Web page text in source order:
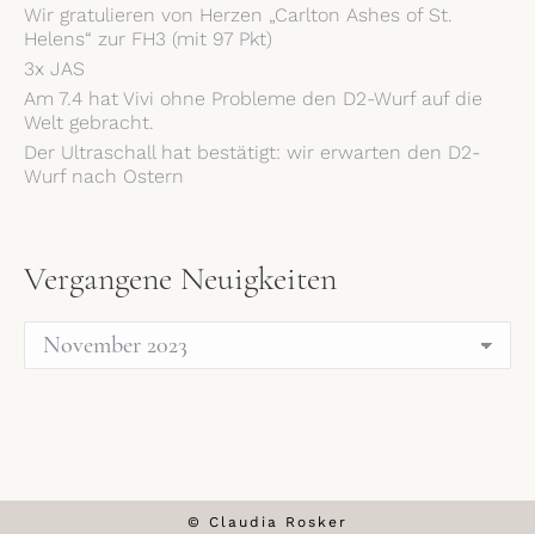
Wir gratulieren von Herzen „Carlton Ashes of St.
Helens“ zur FH3 (mit 97 Pkt)
3x JAS
Am 7.4 hat Vivi ohne Probleme den D2-Wurf auf die
Welt gebracht.
Der Ultraschall hat bestätigt: wir erwarten den D2-
Wurf nach Ostern
Vergangene Neuigkeiten
Vergangene
Neuigkeiten
© Claudia Rosker